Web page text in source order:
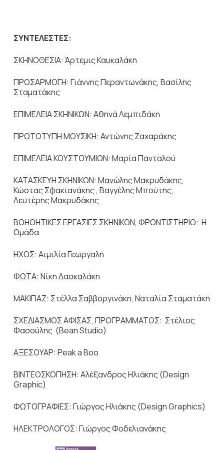
ΣΥΝΤΕΛΕΣΤΕΣ:
ΣΚΗΝΟΘΕΣΙΑ: Άρτεμις Καυκαλάκη
ΠΡΟΣΑΡΜΟΓΗ: Γιάννης Περαντωνάκης, Βασίλης
Σταματάκης
ΕΠΙΜΕΛΕΙΑ ΣΚΗΝΙΚΩΝ: Αθηνά Λεμπιδάκη­
ΠΡΩΤΟΤΥΠΗ ΜΟΥΣΙΚΗ: Αντώνης Ζαχαράκης
ΕΠΙΜΕΛΕΙΑ ΚΟΥΣΤΟΥΜΙΩΝ: Μαρία Πανταλού
ΚΑΤΑΣΚΕΥΗ ΣΚΗΝΙΚΩΝ: Μανώλης Μακρυδάκης,
Κώστας Σφακιανάκης , Βαγγέλης Μπούτης,
Λευτέρης Μακρυδάκης
ΒΟΗΘΗΤΙΚΕΣ ΕΡΓΑΣΙΕΣ ΣΚΗΝΙΚΩΝ, ΦΡΟΝΤΙΣΤΗΡΙΟ: Η
Ομάδα
ΗΧΟΣ: Αιμιλία Γεωργαλή
ΦΩΤΑ: Νίκη Δασκαλάκη
ΜΑΚΙΓΙΑΖ: Στέλλα Σαββοργινάκη, Ναταλία Σταματάκη
ΣΧΕΔΙΑΣΜΟΣ ΑΦΙΣΑΣ, ΠΡΟΓΡΑΜΜΑΤΟΣ: Στέλιος
Φασούλης (Bean Studio)
ΑΞΕΣΟΥΑΡ: Peak a Boo
ΒΙΝΤΕΟΣΚΟΠΗΣΗ: Αλέξανδρος Ηλιάκης (Design
Graphic)
ΦΩΤΟΓΡΑΦΙΕΣ: Γιώργος Ηλιάκης (Design Graphics)
ΗΛΕΚΤΡΟΛΟΓΟΣ: Γιώργος Φοδελιανάκης